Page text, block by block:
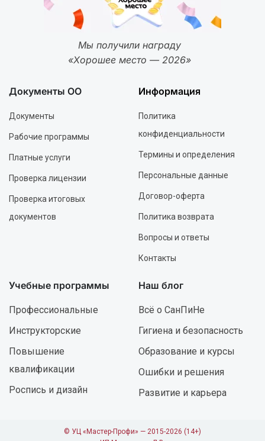
Мы получили награду
«Хорошее место — 2026»
Документы ОО
Документы
Рабочие программы
Платные услуги
Проверка лицензии
Проверка итоговых
документов
Информация
Политика
конфиденциальности
Термины и определения
Персональные данные
Договор-оферта
Политика возврата
Вопросы и ответы
Контакты
Учебные программы
Профессиональные
Инструкторские
Повышение
квалификации
Роспись и дизайн
Наш блог
Всё о СанПиНе
Гигиена и безопасность
Образование и курсы
Ошибки и решения
Развитие и карьера
© УЦ «Мастер-Профи» — 2015-2026 (14+)